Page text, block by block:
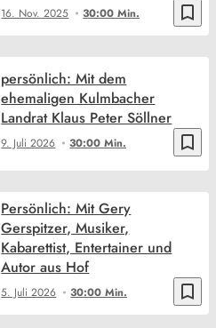
bookmark_border
16. Nov. 2025 30:00 Min.
bookmark_border
9. Juli 2026 30:00 Min.
persönlich: Mit dem
ehemaligen Kulmbacher
Landrat Klaus Peter Söllner
bookmark_border
5. Juli 2026 30:00 Min.
Persönlich: Mit Gery
Gerspitzer, Musiker,
Kabarettist, Entertainer und
Autor aus Hof